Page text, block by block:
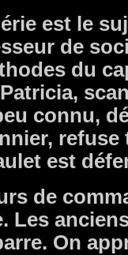
est le
de
du
Patricia,
connu,
est
de
Les
On